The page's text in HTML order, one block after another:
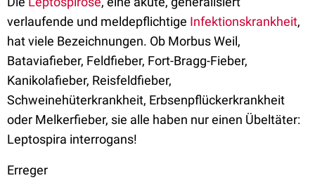
verlaufende und meldepflichtige Infektionskrankheit,
hat viele Bezeichnungen. Ob Morbus Weil,
Bataviafieber, Feldfieber, Fort-Bragg-Fieber,
Kanikolafieber, Reisfeldfieber,
Schweinehüterkrankheit, Erbsenpflückerkrankheit
oder Melkerfieber, sie alle haben nur einen Übeltäter:
Leptospira interrogans!
Erreger